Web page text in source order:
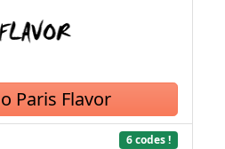
Paris Flavor
6 codes !